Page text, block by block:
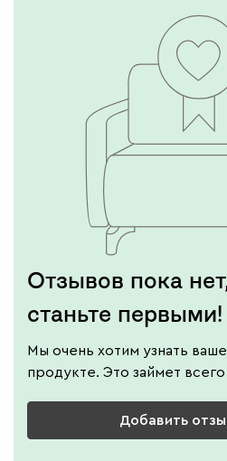
Отзывов пока
станьте первыми!
Мы очень хотим узнать
продукте. Это займет
Добавить